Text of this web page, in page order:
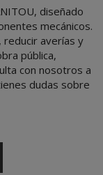
diseñado
mecánicos.
reducir averías y
pública,
con nosotros a
dudas sobre